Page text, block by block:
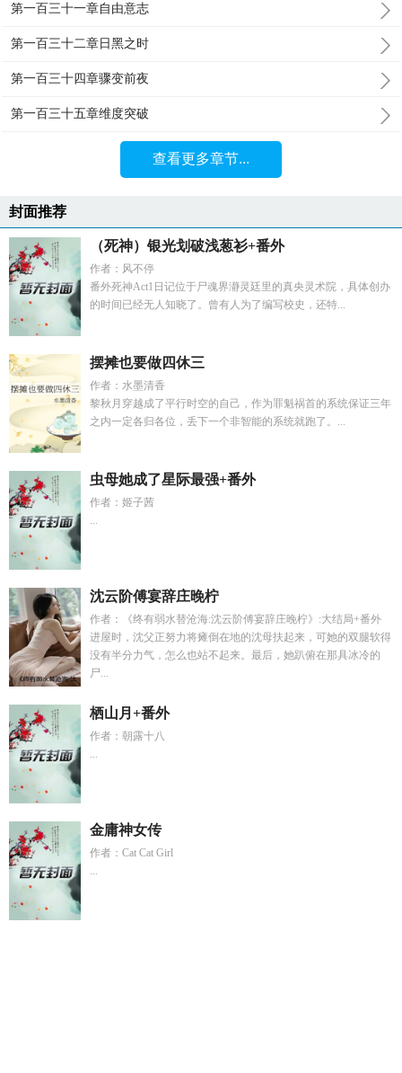
第一百三十一章自由意志
第一百三十二章日黑之时
第一百三十四章骤变前夜
第一百三十五章维度突破
查看更多章节...
封面推荐
（死神）银光划破浅葱衫+番外
作者：风不停
番外死神Act1日记位于尸魂界瀞灵廷里的真央灵术院，具体创办
的时间已经无人知晓了。曾有人为了编写校史，还特...
摆摊也要做四休三
作者：水墨清香
黎秋月穿越成了平行时空的自己，作为罪魁祸首的系统保证三年
之内一定各归各位，丢下一个非智能的系统就跑了。...
虫母她成了星际最强+番外
作者：姬子茜
...
沈云阶傅宴辞庄晚柠
作者：《终有弱水替沧海:沈云阶傅宴辞庄晚柠》:大结局+番外
进屋时，沈父正努力将瘫倒在地的沈母扶起来，可她的双腿软得
没有半分力气，怎么也站不起来。最后，她趴俯在那具冰冷的
尸...
栖山月+番外
作者：朝露十八
...
金庸神女传
作者：Cat Cat Girl
...